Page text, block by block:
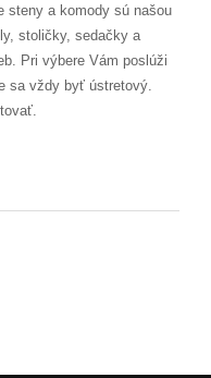
steny a komody sú našou
stoličky, sedačky a
Pri výbere Vám poslúži
sa vždy byť ústretový.